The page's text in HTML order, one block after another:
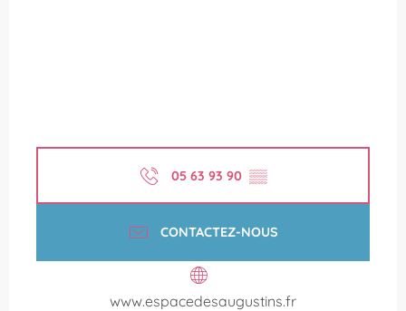
05 63 93 90 ▒▒
CONTACTEZ-NOUS
www.espacedesaugustins.fr